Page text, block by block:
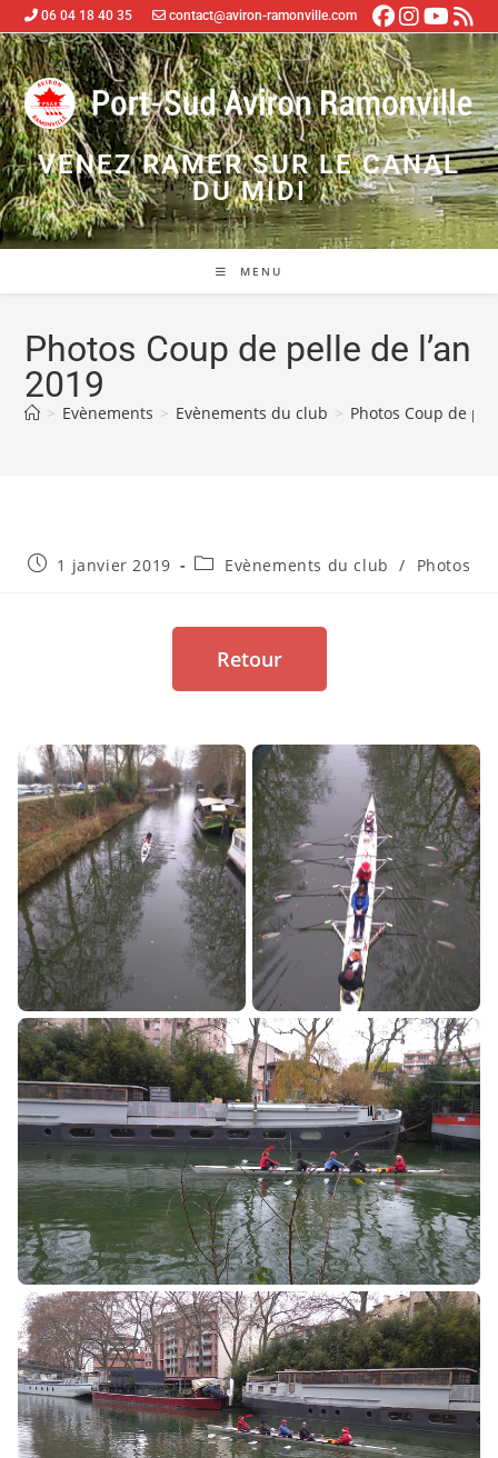
06 04 18 40 35 contact@aviron-ramonville.com
VENEZ RAMER SUR LE CANAL
DU MIDI
MENU
Photos Coup de pelle de l’an
2019
> Evènements > Evènements du club > Photos Coup de
1 janvier 2019 Evènements du club / Photos
Retour